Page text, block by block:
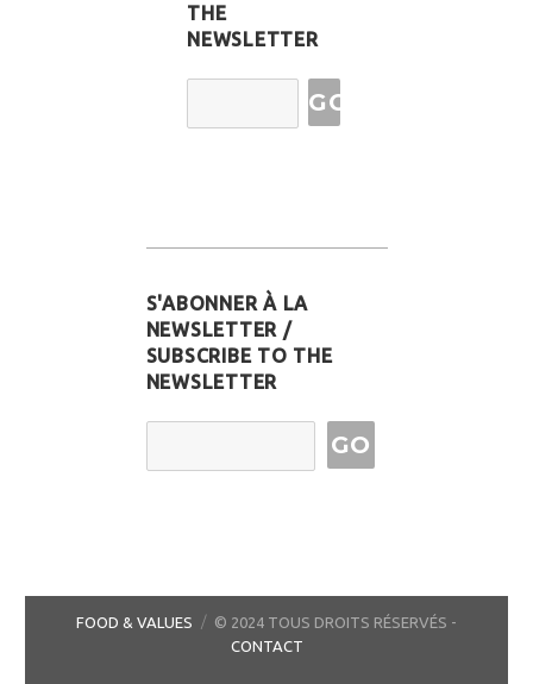
THE
NEWSLETTER
Email
Address
S'ABONNER À LA
NEWSLETTER /
SUBSCRIBE TO THE
NEWSLETTER
Email Address
FOOD & VALUES
© 2024 TOUS DROITS RÉSERVÉS -
CONTACT